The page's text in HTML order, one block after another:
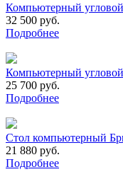
Компьютерный
32 500 руб.
Подробнее
Компьютерный
25 700 руб.
Подробнее
Стол компьютерный
21 880 руб.
Подробнее